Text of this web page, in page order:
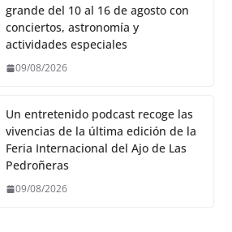
grande del 10 al 16 de agosto con
conciertos, astronomía y
actividades especiales
09/08/2026
Un entretenido podcast recoge las
vivencias de la última edición de la
Feria Internacional del Ajo de Las
Pedroñeras
09/08/2026